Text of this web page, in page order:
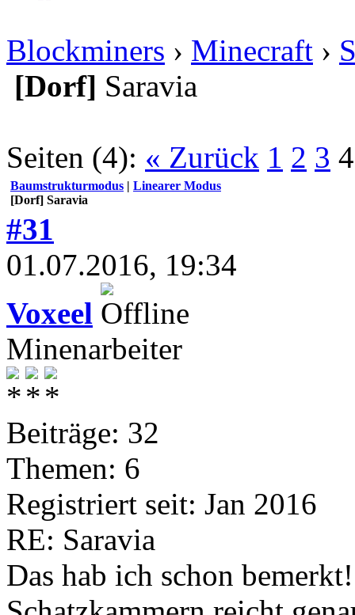
Blockminers › Minecraft ›
[Dorf] Saravia
Seiten (4): « Zurück 1 2 3 4
Baumstrukturmodus | Linearer Modus
[Dorf] Saravia
#31
01.07.2016, 19:34
Voxeel
Minenarbeiter
Beiträge: 32
Themen: 6
Registriert seit: Jan 2016
RE: Saravia
Das hab ich schon